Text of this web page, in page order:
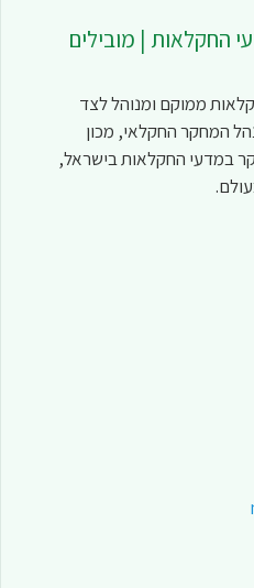
החקלאות | מובילים
ממוקם ומנוהל לצד
המחקר החקלאי, מכון
במדעי החקלאות בישראל,